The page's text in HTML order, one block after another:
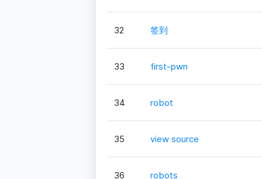
32 签到
33 first-pwn
34 robot
35 view source
36 robots